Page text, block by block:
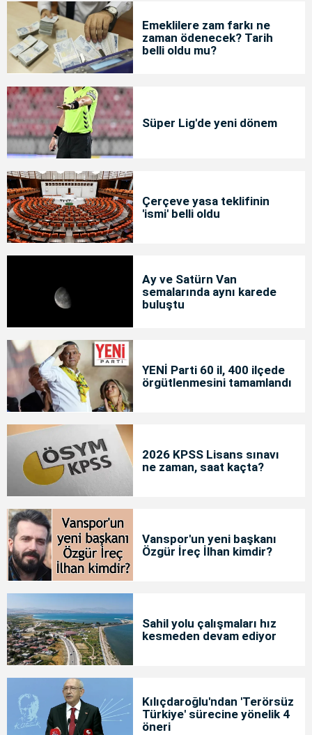
Emeklilere zam farkı ne
zaman ödenecek? Tarih
belli oldu mu?
Süper Lig'de yeni dönem
Çerçeve yasa teklifinin
'ismi' belli oldu
Ay ve Satürn Van
semalarında aynı karede
buluştu
YENİ Parti 60 il, 400 ilçede
örgütlenmesini tamamlandı
2026 KPSS Lisans sınavı
ne zaman, saat kaçta?
Vanspor'un yeni başkanı
Özgür İreç İlhan kimdir?
Sahil yolu çalışmaları hız
kesmeden devam ediyor
Kılıçdaroğlu'ndan 'Terörsüz
Türkiye' sürecine yönelik 4
öneri